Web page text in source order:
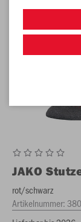
JAKO
rot/schwarz
Artikelnummer: